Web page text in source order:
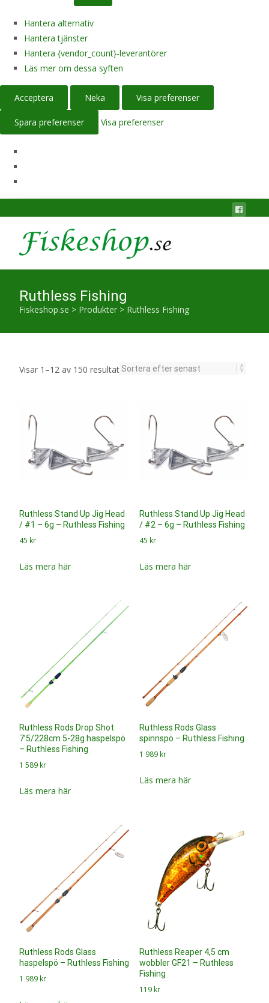
Hantera alternativ
Hantera tjänster
Hantera {vendor_count}-leverantörer
Läs mer om dessa syften
Acceptera Neka Visa preferenser
Spara preferenser Visa preferenser
Ruthless Fishing
Fiskeshop.se > Produkter > Ruthless Fishing
Visar 1–12 av 150 resultatSortera
Ruthless Stand Up Jig Head
/ #1 – 6g – Ruthless Fishing
45 kr
Läs mera här
Ruthless Stand Up Jig Head
/ #2 – 6g – Ruthless Fishing
45 kr
Läs mera här
Ruthless Rods Drop Shot
7’5/228cm 5-28g haspelspö
– Ruthless Fishing
1 589 kr
Läs mera här
Ruthless Rods Glass
spinnspö – Ruthless Fishing
1 989 kr
Läs mera här
Ruthless Rods Glass
haspelspö – Ruthless Fishing
1 989 kr
Ruthless Reaper 4,5 cm
wobbler GF21 – Ruthless
Fishing
119 kr